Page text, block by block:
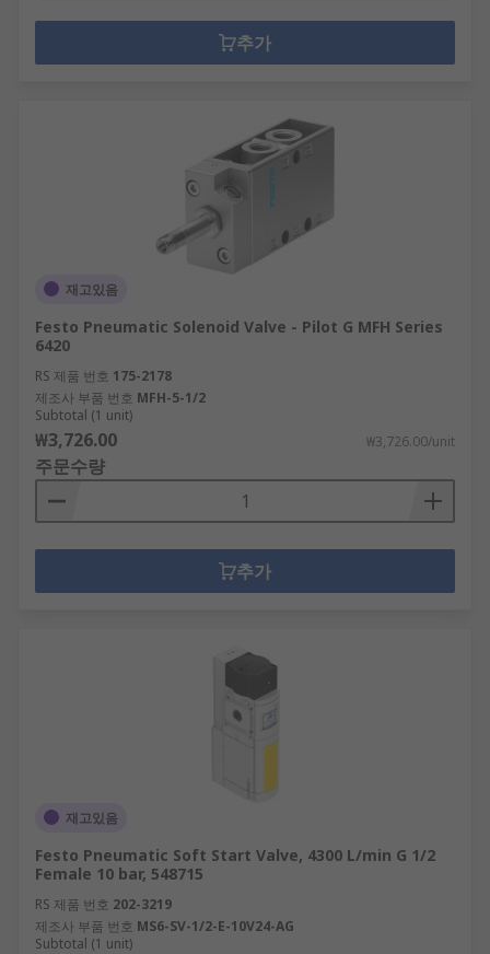
추가
재고있음
Festo Pneumatic Solenoid Valve - Pilot G MFH Series
6420
RS 제품 번호 175-2178
제조사 부품 번호 MFH-5-1/2
Subtotal (1 unit)
₩3,726.00 ₩3,726.00/unit
주문수량
추가
재고있음
Festo Pneumatic Soft Start Valve, 4300 L/min G 1/2
Female 10 bar, 548715
RS 제품 번호 202-3219
제조사 부품 번호 MS6-SV-1/2-E-10V24-AG
Subtotal (1 unit)